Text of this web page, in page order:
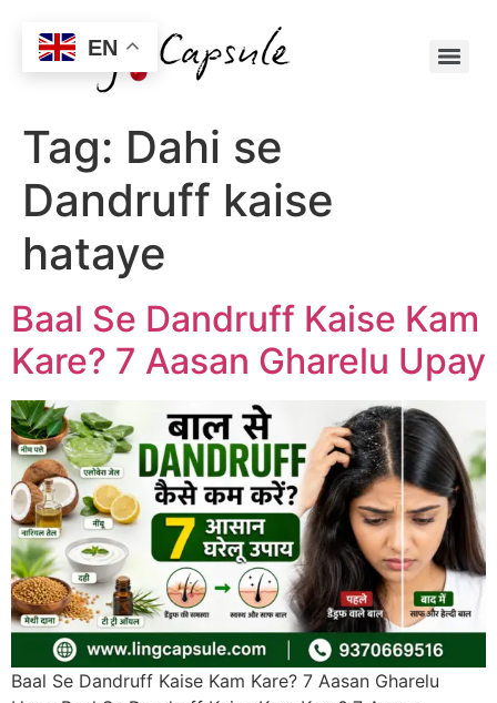
Tag: Dahi se
Dandruff kaise
hataye
Baal Se Dandruff Kaise Kam
Kare? 7 Aasan Gharelu Upay
Baal Se Dandruff Kaise Kam Kare? 7 Aasan Gharelu
EN